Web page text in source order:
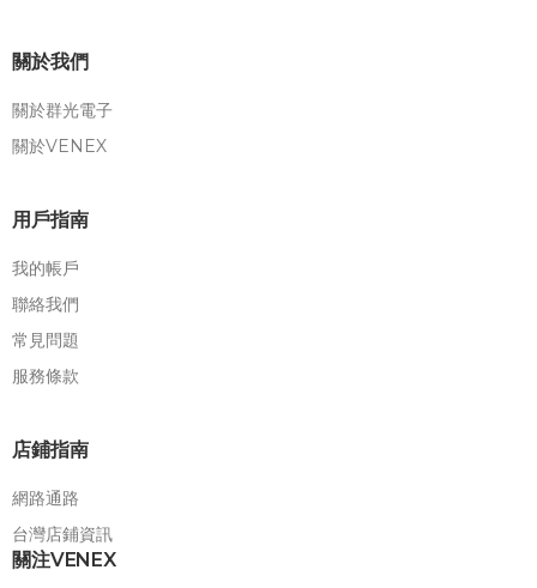
關於我們
關於群光電子
關於VENEX
用戶指南
我的帳戶
聯絡我們
常見問題
服務條款
店鋪指南
網路通路
台灣店鋪資訊
關注VENEX